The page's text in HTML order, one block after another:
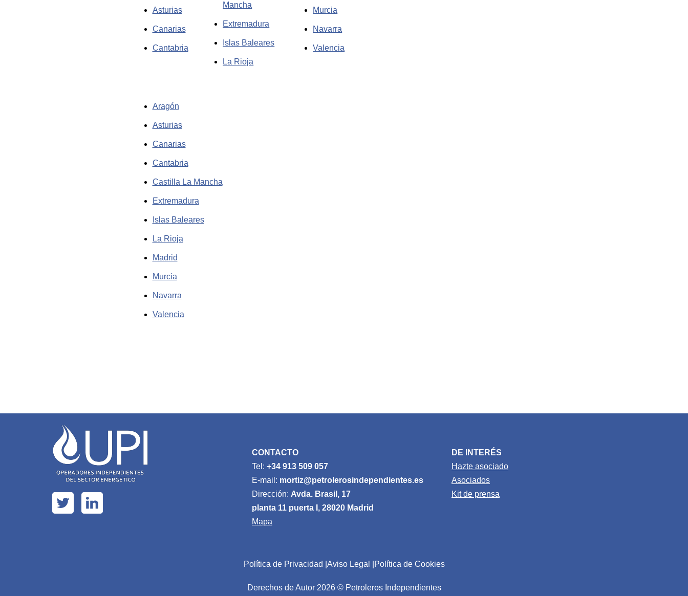
Asturias
Canarias
Cantabria
Mancha
Extremadura
Islas Baleares
La Rioja
Murcia
Navarra
Valencia
Aragón
Asturias
Canarias
Cantabria
Castilla La Mancha
Extremadura
Islas Baleares
La Rioja
Madrid
Murcia
Navarra
Valencia
CONTACTO
Tel: +34 913 509 057
E-mail: mortiz@petrolerosindependientes.es
Dirección: Avda. Brasil, 17
planta 11 puerta I, 28020 Madrid
Mapa
DE INTERÉS
Hazte asociado
Asociados
Kit de prensa
Política de Privacidad Aviso Legal Política de Cookies
Derechos de Autor 2026 © Petroleros Independientes